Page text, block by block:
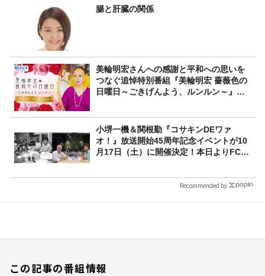
腸と肝臓の関係
美輪明宏さんへの感謝と平和への思いを
つなぐ追悼特別番組『美輪明宏 薔薇色の
日曜日～ごきげんよう、ルンルン～』
小堺一機＆関根勤『コサキンDEワァ
オ！』放送開始45周年記念イベントが10
月17日（土）に開催決定！本日よりFC先
Recommended by
この記事の番組情報